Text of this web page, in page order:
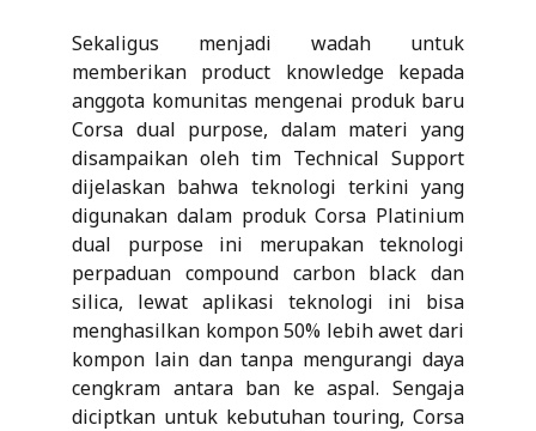
Sekaligus menjadi wadah untuk
memberikan product knowledge kepada
anggota komunitas mengenai produk baru
Corsa dual purpose, dalam materi yang
disampaikan oleh tim Technical Support
dijelaskan bahwa teknologi terkini yang
digunakan dalam produk Corsa Platinium
dual purpose ini merupakan teknologi
perpaduan compound carbon black dan
silica, lewat aplikasi teknologi ini bisa
menghasilkan kompon 50% lebih awet dari
kompon lain dan tanpa mengurangi daya
cengkram antara ban ke aspal. Sengaja
diciptkan untuk kebutuhan touring, Corsa